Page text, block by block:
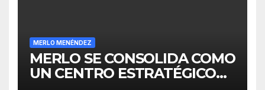
MERLO MENÉNDEZ
MERLO SE CONSOLIDA COMO
UN CENTRO ESTRATÉGICO